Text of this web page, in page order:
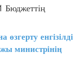
Бюджеттің
енгізілді
министрінің